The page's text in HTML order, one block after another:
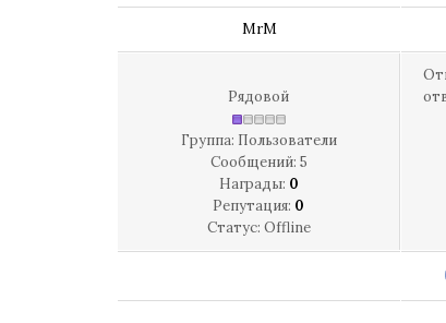
MrM
Рядовой
Группа: Пользователи
Сообщений: 5
Награды: 0
Репутация: 0
Статус: Offline